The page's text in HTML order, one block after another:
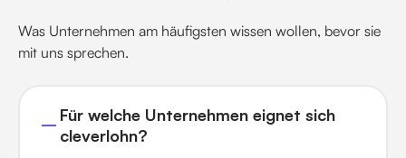
Was Unternehmen am häufigsten wissen wollen, bevor sie
mit uns sprechen.
Für welche Unternehmen eignet sich
cleverlohn?